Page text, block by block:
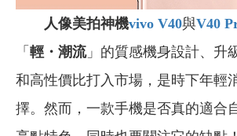
人像美拍神機vivo V40與V40
「 輕・潮流」的質感機身設計、升
和高性價比打入市場，是時下年輕
擇。然而，一款手機是否真的適合